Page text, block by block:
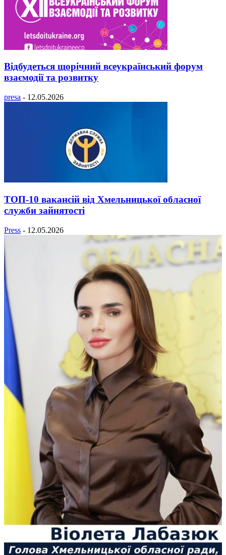
Відбудеться щорічний всеукраїнський форум
взаємодії та розвитку
presa - 12.05.2026
ТОП-10 вакансій від Хмельницької обласної
служби зайнятості
Press - 12.05.2026